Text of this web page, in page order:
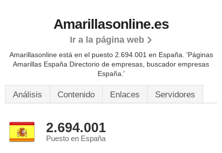
Amarillasonline.es
Ir a la página web
Amarillasonline está en el puesto 2.694.001 en España. 'Páginas
Amarillas España Directorio de empresas, buscador empresas
España.'
Análisis Contenido Enlaces Servidores
2.694.001
Puesto en España